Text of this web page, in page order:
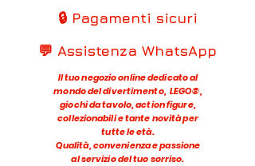
🔒 Pagamenti sicuri
💬 Assistenza WhatsApp
Il tuo negozio online dedicato al
mondo del divertimento, LEGO®,
giochi da tavolo, action figure,
collezionabili e tante novità per
tutte le età.
Qualità, convenienza e passione
al servizio del tuo sorriso.